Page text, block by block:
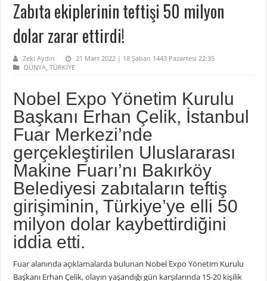
Zabıta ekiplerinin teftişi 50 milyon
dolar zarar ettirdi!
Zeki Aydın
21 Mart 2022 | 18 Şaban 1443 Pazartesi 22:35
DÜNYA,TÜRKİYE
Nobel Expo Yönetim Kurulu
Başkanı Erhan Çelik, İstanbul
Fuar Merkezi’nde
gerçekleştirilen Uluslararası
Makine Fuarı’nı Bakırköy
Belediyesi zabıtaların teftiş
girişiminin, Türkiye’ye elli 50
milyon dolar kaybettirdiğini
iddia etti.
Fuar alanında açıklamalarda bulunan Nobel Expo Yönetim Kurulu
Başkanı Erhan Çelik, olayın yaşandığı gün karşılarında 15-20 kişilik